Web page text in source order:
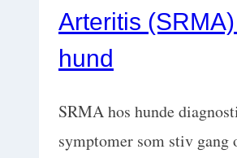
i
dens
Arteritis
hund
SRMA hos hunde
symptomer som stiv gang